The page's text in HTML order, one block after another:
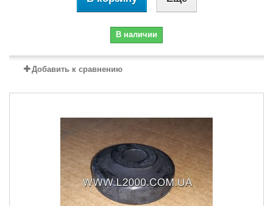
В наличии
Добавить к сравнению